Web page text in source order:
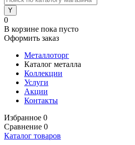
0
В корзине пока пусто
Оформить заказ
Металлоторг
Каталог металла
Коллекции
Услуги
Акции
Контакты
Избранное 0
Сравнение 0
Каталог товаров